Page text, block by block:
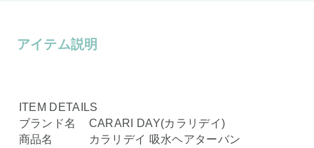
アイテム説明
ITEM DETAILS
ブランド名
CARARI DAY(カラリデイ)
商品名
カラリデイ 吸水ヘアターバン